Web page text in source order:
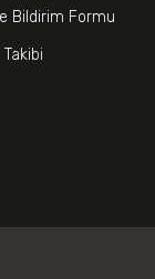
Bildirim Formu